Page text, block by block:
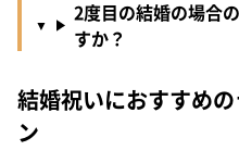
2度目の結婚の場合
すか？
結婚祝いにおすすめ
ン